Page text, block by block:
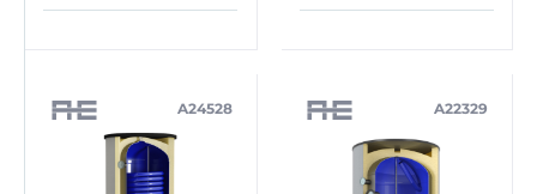
A24528 A22329